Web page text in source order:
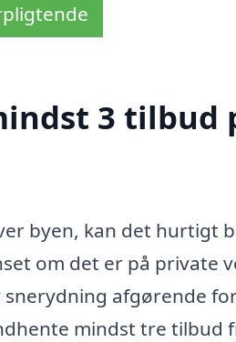
3 tilbud
byen, kan det hurtigt
om det er på private
afgørende
mindst tre